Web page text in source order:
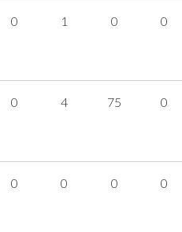
0 1 0 0
0 4 75 0
0 0 0 0